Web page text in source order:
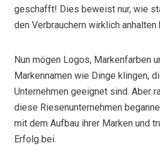
geschafft! Dies beweist nur, wie
den Verbrauchern wirklich anhalten
Nun mögen Logos, Markenfarben
Markennamen wie Dinge klingen,
Unternehmen geeignet sind. Aber
diese Riesenunternehmen
mit dem Aufbau ihrer Marken und
Erfolg bei.